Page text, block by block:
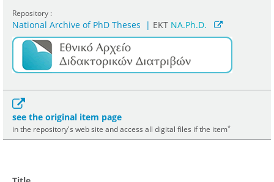
Repository :
National Archive of PhD Theses | ΕΚΤ NA.Ph.D.
see the original item page
in the repository's web site and access all digital files if the item*